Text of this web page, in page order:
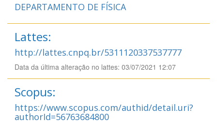
DEPARTAMENTO DE FÍSICA
Lattes:
http://lattes.cnpq.br/5311120337537777
Data da última alteração no lattes: 03/07/2021 12:07
Scopus:
https://www.scopus.com/authid/detail.uri?
authorId=56763684800